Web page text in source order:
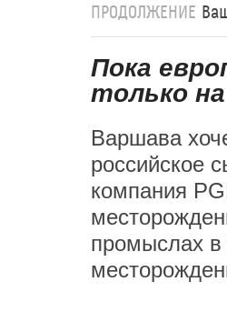
ПРОДОЛЖЕНИЕ
Пока
только
Варшава
российское
компания
промыслах в